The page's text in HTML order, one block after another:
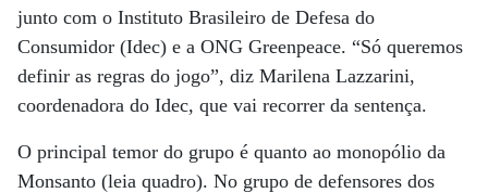
junto com o Instituto Brasileiro de Defesa do
Consumidor (Idec) e a ONG Greenpeace. “Só queremos
definir as regras do jogo”, diz Marilena Lazzarini,
coordenadora do Idec, que vai recorrer da sentença.
O principal temor do grupo é quanto ao monopólio da
Monsanto (leia quadro). No grupo de defensores dos